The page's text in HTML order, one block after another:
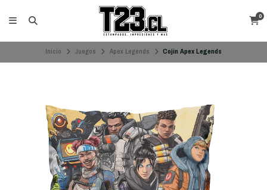
0
Inicio Juegos Apex Legends Cojín Apex Legends